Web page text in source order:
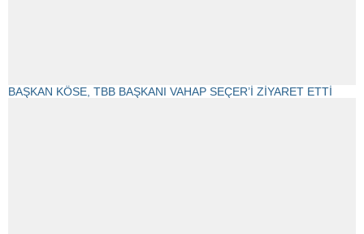
BAŞKAN KÖSE, TBB BAŞKANI VAHAP SEÇER’İ ZİYARET ETTİ